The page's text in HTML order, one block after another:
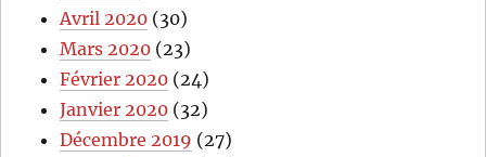
Avril 2020 (30)
Mars 2020 (23)
Février 2020 (24)
Janvier 2020 (32)
Décembre 2019 (27)